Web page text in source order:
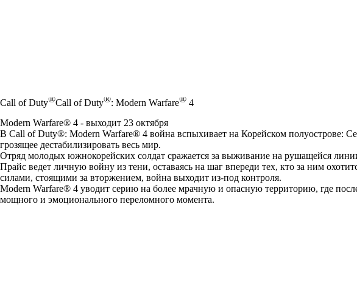
Call of Duty®Call of Duty®: Modern Warfare® 4
Modern Warfare® 4 - выходит 23 октября
В Call of Duty®: Modern Warfare® 4 война вспыхивает на Корейском полуострове:
грозящее дестабилизировать весь мир.
Отряд молодых южнокорейских солдат сражается за выживание на рушащейся
Прайс ведет личную войну из тени, оставаясь на шаг впереди тех, кто за ним
силами, стоящими за вторжением, война выходит из-под контроля.
Modern Warfare® 4 уводит серию на более мрачную и опасную территорию, где
мощного и эмоционального переломного момента.